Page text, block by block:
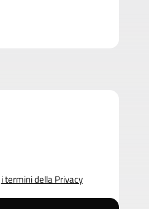
i termini della Privacy